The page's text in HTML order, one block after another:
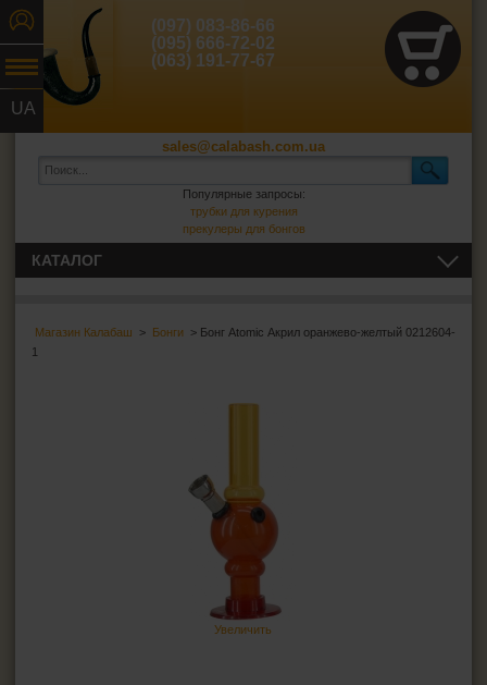
UA
(097) 083-86-66
(095) 666-72-02
(063) 191-77-67
sales@calabash.com.ua
Популярные запросы:
трубки для курения
прекулеры для бонгов
Магазин Калабаш > Бонги > Бонг Atomic Акрил оранжево-желтый 0212604-
1
Увеличить
КАТАЛОГ
ПЕПЕЛЬНИЦЫ
HEADSHOP (ХЭДШОП)